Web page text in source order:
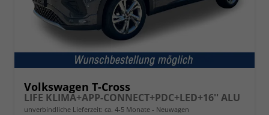
Volkswagen T-Cross
LIFE KLIMA+APP-CONNECT+PDC+LED+16'' ALU
unverbindliche Lieferzeit: ca. 4-5 Monate Neuwagen